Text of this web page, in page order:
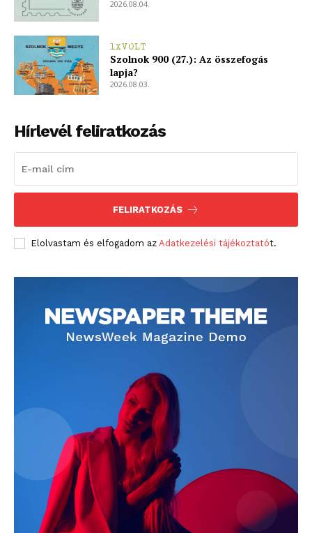
2026.08.04.
1XVOLT
Szolnok 900 (27.): Az összefogás
lapja?
2026.08.03.
Hírlevél feliratkozás
FELIRATKOZÁS
Elolvastam és elfogadom az Adatkezelési tájékoztatót.